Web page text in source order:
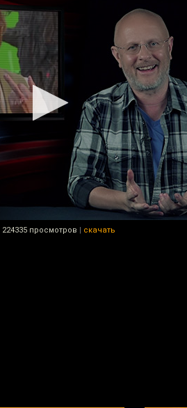
224335 просмотров | скачать